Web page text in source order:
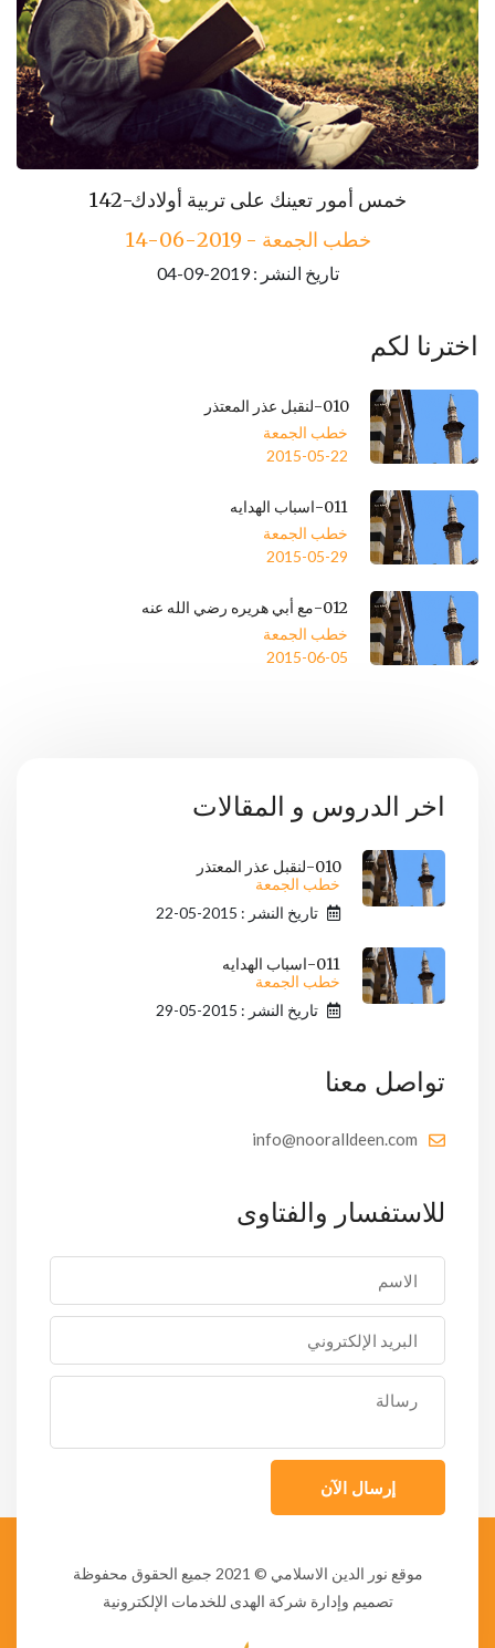
142-خمس أمور تعينك على تربية أولادك
خطب الجمعة - 2019-06-14
تاريخ النشر : 2019-09-04
143-مكارم الأخلاق
خطب الجمعة - 2019-06-21
تاريخ النشر : 2019-09-04
اخترنا لكم
010-لنقبل عذر المعتذر
خطب الجمعة
2015-05-22
011-اسباب الهدايه
خطب الجمعة
2015-05-29
012-مع أبي هريره رضي الله عنه
خطب الجمعة
2015-06-05
اخر الدروس و المقالات
010-لنقبل عذر المعتذر
خطب الجمعة
تاريخ النشر : 2015-05-22
011-اسباب الهدايه
خطب الجمعة
تاريخ النشر : 2015-05-29
تواصل معنا
info@nooralldeen.com
للاستفسار والفتاوى
إرسال الآن
موقع نور الدين الاسلامي © 2021 جميع الحقوق محفوظة
تصميم وإدارة شركة الهدى للخدمات الإلكترونية